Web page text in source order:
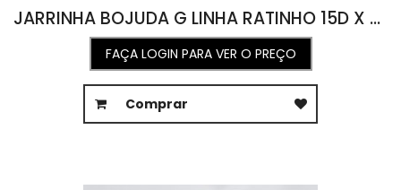
JARRINHA BOJUDA G LINHA RATINHO 15D X 22A
FAÇA LOGIN PARA VER O PREÇO
Comprar